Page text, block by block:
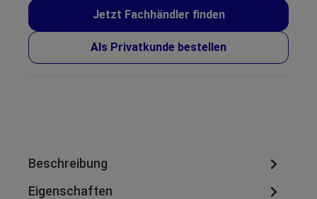
Jetzt Fachhändler finden
Als Privatkunde bestellen
Beschreibung
Eigenschaften